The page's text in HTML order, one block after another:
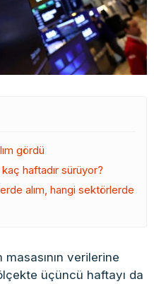
gördü
haftadır sürüyor?
alım, hangi sektörlerde
masasının verilerine
üçüncü haftayı da